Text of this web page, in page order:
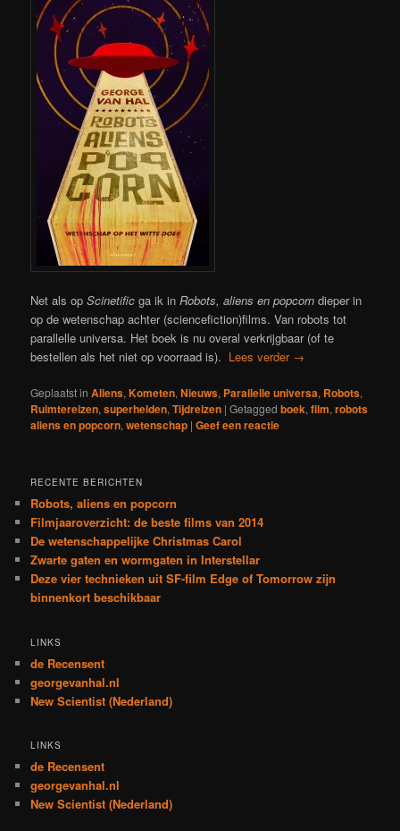
Net als opScinetificga ik inRobots, aliens en popcorndieper in
op de wetenschap achter (sciencefiction)films. Van robots tot
parallelle universa. Het boek is nu overal verkrijgbaar (of te
bestellen als het niet op voorraad is). Lees verder →
Geplaatst in Aliens,Kometen,Nieuws, Parallelle universa, Robots,
Ruimtereizen,superhelden,Tijdreizen |Getagged boek,film,robots
aliens en popcorn,wetenschap |Geef een reactie
RECENTE BERICHTEN
Robots, aliens en popcorn
Filmjaaroverzicht: de beste films van 2014
De wetenschappelijke Christmas Carol
Zwarte gaten en wormgaten in Interstellar
Deze vier technieken uit SF-film Edge of Tomorrow zijn
binnenkort beschikbaar
LINKS
de Recensent
georgevanhal.nl
New Scientist (Nederland)
LINKS
de Recensent
georgevanhal.nl
New Scientist (Nederland)